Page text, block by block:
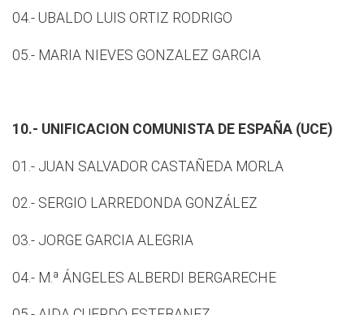
04.- UBALDO LUIS ORTIZ RODRIGO
05.- MARIA NIEVES GONZALEZ GARCIA
10.- UNIFICACION COMUNISTA DE ESPAÑA (UCE)
01.- JUAN SALVADOR CASTAÑEDA MORLA
02.- SERGIO LARREDONDA GONZÁLEZ
03.- JORGE GARCIA ALEGRIA
04.- M.ª ÁNGELES ALBERDI BERGARECHE